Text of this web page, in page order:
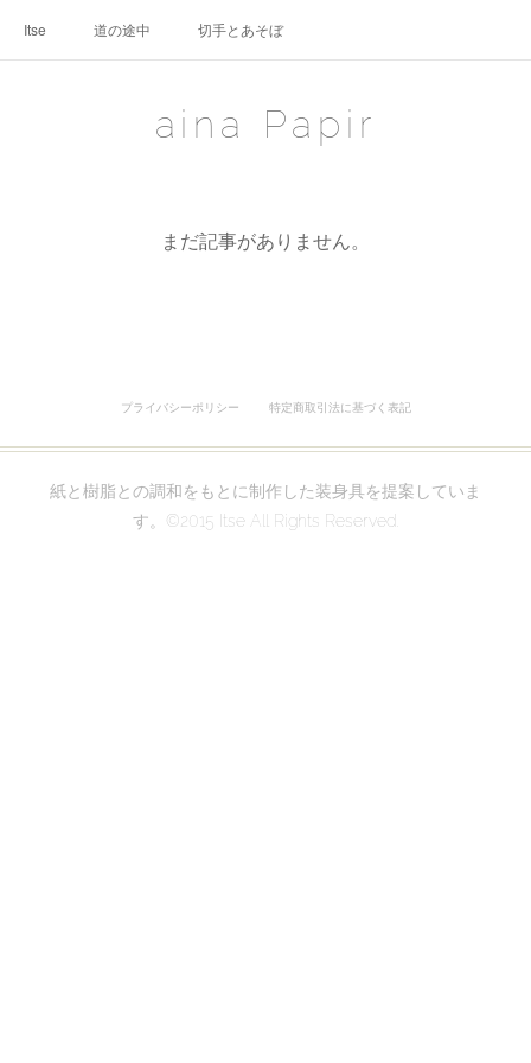
Itse 道の途中 切手とあそぼ
aina Papir
まだ記事がありません。
プライバシーポリシー 特定商取引法に基づく表記
紙と樹脂との調和をもとに制作した装身具を提案していま
す。©2015 Itse All Rights Reserved.